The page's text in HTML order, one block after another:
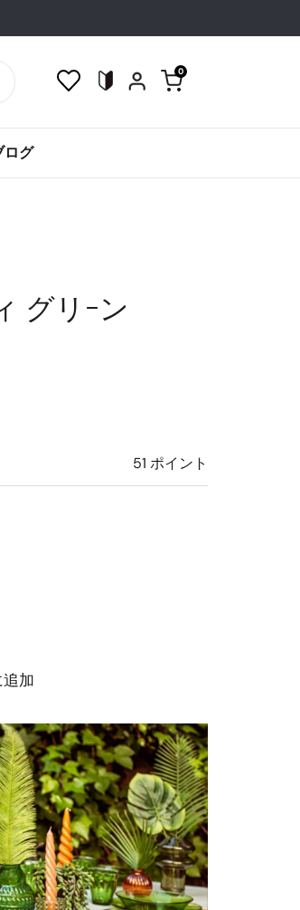
カートを開く
0
ログ
グリｰン
51 ポイント
加